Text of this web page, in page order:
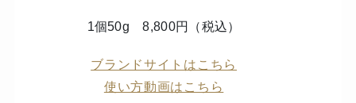
1個50g 8,800円（税込）
ブランドサイトはこちら
使い方動画はこちら